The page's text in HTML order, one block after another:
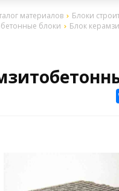
материалов
Блоки
блоки
Блок